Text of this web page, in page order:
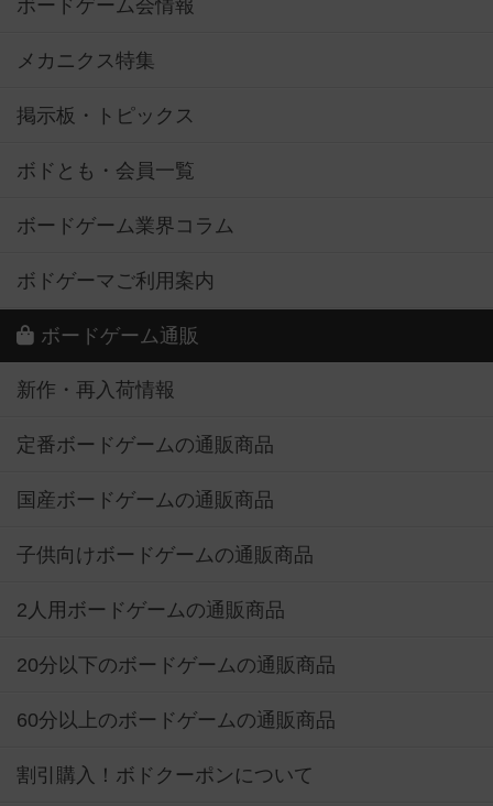
ボードゲーム会情報
メカニクス特集
掲示板・トピックス
ボドとも・会員一覧
ボードゲーム業界コラム
ボドゲーマご利用案内
ボードゲーム通販
新作・再入荷情報
定番ボードゲームの通販商品
国産ボードゲームの通販商品
子供向けボードゲームの通販商品
2人用ボードゲームの通販商品
20分以下のボードゲームの通販商品
60分以上のボードゲームの通販商品
割引購入！ボドクーポンについて